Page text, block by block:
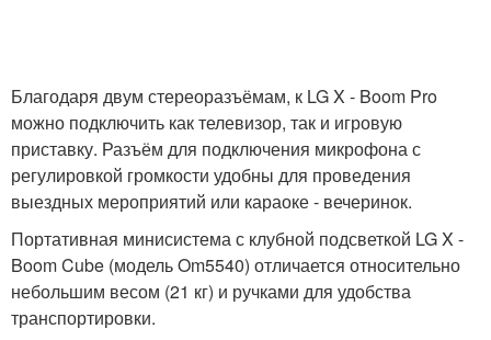
Благодаря двум стереоразъёмам, к LG X - Boom Pro
можно подключить как телевизор, так и игровую
приставку. Разъём для подключения микрофона с
регулировкой громкости удобны для проведения
выездных мероприятий или караоке - вечеринок.
Портативная минисистема с клубной подсветкой LG X -
Boom Cube (модель Om5540) отличается относительно
небольшим весом (21 кг) и ручками для удобства
транспортировки.